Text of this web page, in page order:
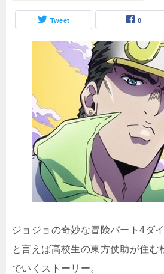
Tweet 0
ジョジョの奇妙な冒険パート4ダ
と言えば高校生の東方仗助が住む
でいくストーリー。